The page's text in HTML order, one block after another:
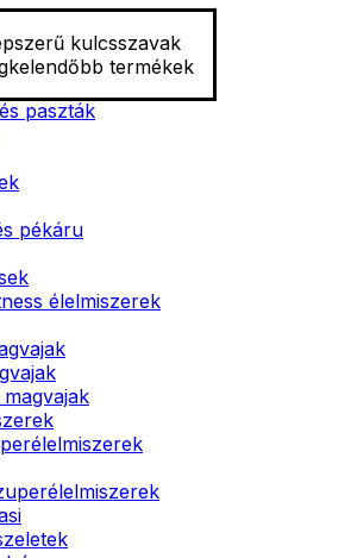
kulcsszavak
termékek
paszták
pékáru
élelmiszerek